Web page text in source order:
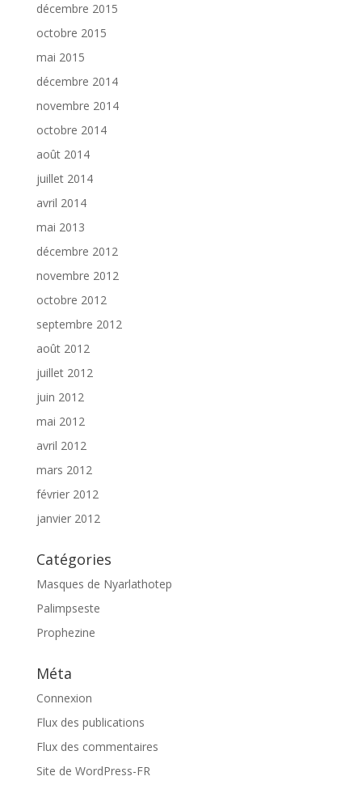
décembre 2015
octobre 2015
mai 2015
décembre 2014
novembre 2014
octobre 2014
août 2014
juillet 2014
avril 2014
mai 2013
décembre 2012
novembre 2012
octobre 2012
septembre 2012
août 2012
juillet 2012
juin 2012
mai 2012
avril 2012
mars 2012
février 2012
janvier 2012
Catégories
Masques de Nyarlathotep
Palimpseste
Prophezine
Méta
Connexion
Flux des publications
Flux des commentaires
Site de WordPress-FR